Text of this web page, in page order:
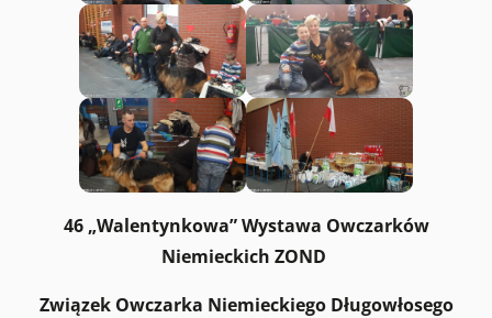
46 „Walentynkowa” Wystawa Owczarków
Niemieckich ZOND
Związek Owczarka Niemieckiego Długowłosego